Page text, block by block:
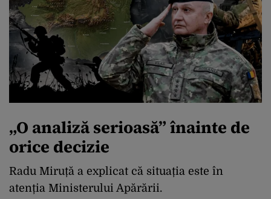
„O analiză serioasă” înainte de
orice decizie
Radu Miruță a explicat că situația este în
atenția Ministerului Apărării.